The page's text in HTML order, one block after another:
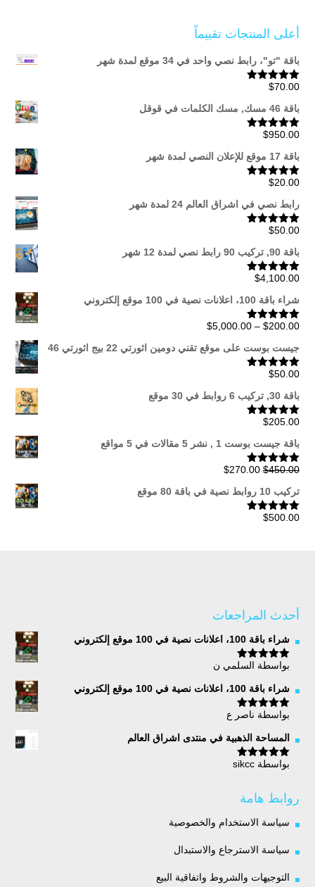
أعلى المنتجات تقييماً
باقة "تو"، رابط نصي واحد في 34 موقع لمدة شهر
تم التقييم
$70.00
باقة 46 مسك, مسك الكلمات في قوقل
تم التقييم
$950.00
باقة 17 موقع للإعلان النصي لمدة شهر
تم التقييم
$20.00
رابط نصي في اشراق العالم 24 لمدة شهر
تم التقييم
$50.00
باقة 90, تركيب 90 رابط نصي لمدة 12 شهر
تم التقييم$4,100.00
شراء باقة 100، اعلانات نصية في 100 موقع إلكتروني
تم التقييم
$200.00
–
$5,000.00 نطاق
من
خلال
جيست بوست على موقع تقني دومين اثورتي 22 بيج اثورتي 46
تم التقييم
$50.00
باقة 30, تركيب 6 روابط في 30 موقع
تم التقييم
$205.00
باقة جيست بوست 1 , نشر 5 مقالات في 5 مواقع
تم التقييم
$450.00
السعر
الأصلي
هو:
$270.00 السعر
تركيب 10 روابط نصية في باقة 80 موقع
تم التقييم
$500.00
أحدث المراجعات
شراء باقة 100، اعلانات نصية في 100 موقع إلكتروني
تم التقييم5
بواسطة السلمي ن
شراء باقة 100، اعلانات نصية في 100 موقع إلكتروني
تم التقييم5
بواسطة ناصر ع
المساحة الذهبية في منتدى اشراق العالم
تم التقييم5
بواسطة sikcc
روابط هامة
سياسة الاستخدام والخصوصية
سياسة الاسترجاع والاستبدال
التوجيهات والشروط واتفاقية البيع